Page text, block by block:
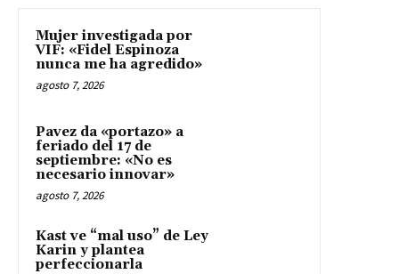
Mujer investigada por
VIF: «Fidel Espinoza
nunca me ha agredido»
agosto 7, 2026
Pavez da «portazo» a
feriado del 17 de
septiembre: «No es
necesario innovar»
agosto 7, 2026
Kast ve “mal uso” de Ley
Karin y plantea
perfeccionarla